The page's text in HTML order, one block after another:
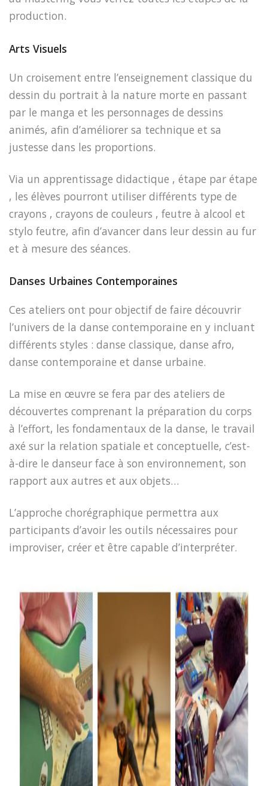
production.
Arts Visuels
Un croisement entre l’enseignement classique du
dessin du portrait à la nature morte en passant
par le manga et les personnages de dessins
animés, afin d’améliorer sa technique et sa
justesse dans les proportions.
Via un apprentissage didactique , étape par étape
, les élèves pourront utiliser différents type de
crayons , crayons de couleurs , feutre à alcool et
stylo feutre, afin d’avancer dans leur dessin au fur
et à mesure des séances.
Danses Urbaines Contemporaines
Ces ateliers ont pour objectif de faire découvrir
l’univers de la danse contemporaine en y incluant
différents styles : danse classique, danse afro,
danse contemporaine et danse urbaine.
La mise en œuvre se fera par des ateliers de
découvertes comprenant la préparation du corps
à l’effort, les fondamentaux de la danse, le travail
axé sur la relation spatiale et conceptuelle, c’est-
à-dire le danseur face à son environnement, son
rapport aux autres et aux objets…
L’approche chorégraphique permettra aux
participants d’avoir les outils nécessaires pour
improviser, créer et être capable d’interpréter.